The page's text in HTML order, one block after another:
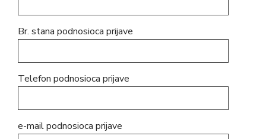
Br. stana podnosioca prijave
Telefon podnosioca prijave
e-mail podnosioca prijave